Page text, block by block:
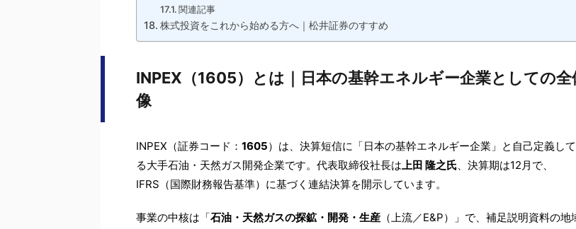
関連記事
株式投資をこれから始める方へ｜松井証券のすすめ
INPEX（1605）とは｜日本の基幹エネルギー企業としての全
像
INPEX（証券コード： 1605）は、決算短信に「日本の基幹エネルギー企業」と自己定義し
る大手石油・天然ガス開発企業です。代表取締役社長は上田 隆之氏、決算期は12月で、
IFRS（国際財務報告基準）に基づく連結決算を開示しています。
事業の中核は「石油・天然ガスの探鉱・開発・生産 （上流／E&P）」で、補足説明資料の地